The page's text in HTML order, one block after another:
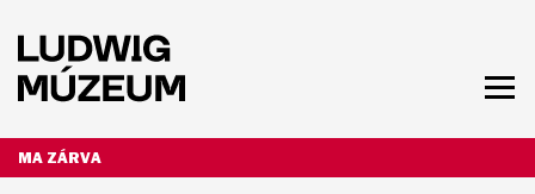
tartalomra
MA ZÁRVA
NYITVATARTÁS ÉS JEGYÁRAK